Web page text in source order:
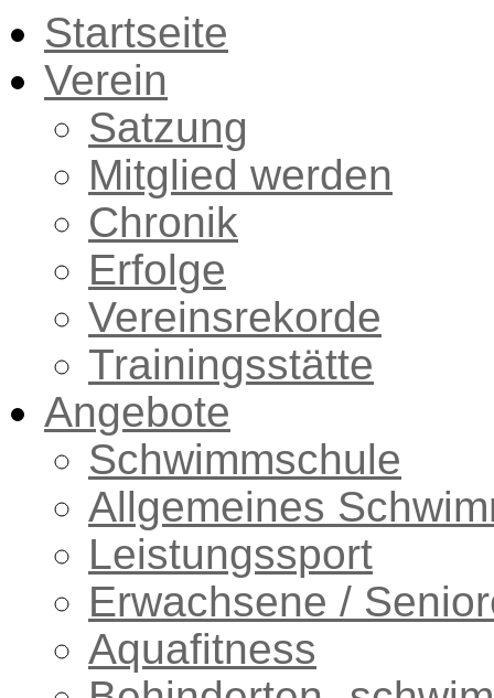
Startseite
Verein
Satzung
Mitglied werden
Chronik
Erfolge
Vereinsrekorde
Trainingsstätte
Angebote
Schwimmschule
Allgemeines
Leistungssport
Erwachsene /
Aquafitness